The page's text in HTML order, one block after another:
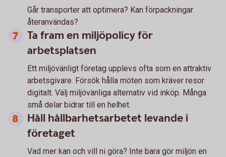
Går transporter att optimera? Kan förpackningar
återanvändas?
Ta fram en miljöpolicy för
arbetsplatsen
Ett miljövänligt företag upplevs ofta som en attraktiv
arbetsgivare. Försök hålla möten som kräver resor
digitalt. Välj miljövänliga alternativ vid inköp. Många
små delar bidrar till en helhet.
Håll hållbarhetsarbetet levande i
företaget
Vad mer kan och vill ni göra? Inte bara gör miljön en